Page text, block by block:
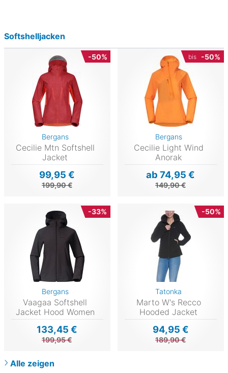
Softshelljacken
-50%
Bergans
Cecilie Mtn Softshell
Jacket
99,95 €
199,90 €
bis -50%
Bergans
Cecilie Light Wind
Anorak
ab 74,95 €
149,90 €
-33%
Bergans
Vaagaa Softshell
Jacket Hood Women
133,45 €
199,95 €
-50%
Tatonka
Marto W's Recco
Hooded Jacket
94,95 €
189,90 €
Alle zeigen